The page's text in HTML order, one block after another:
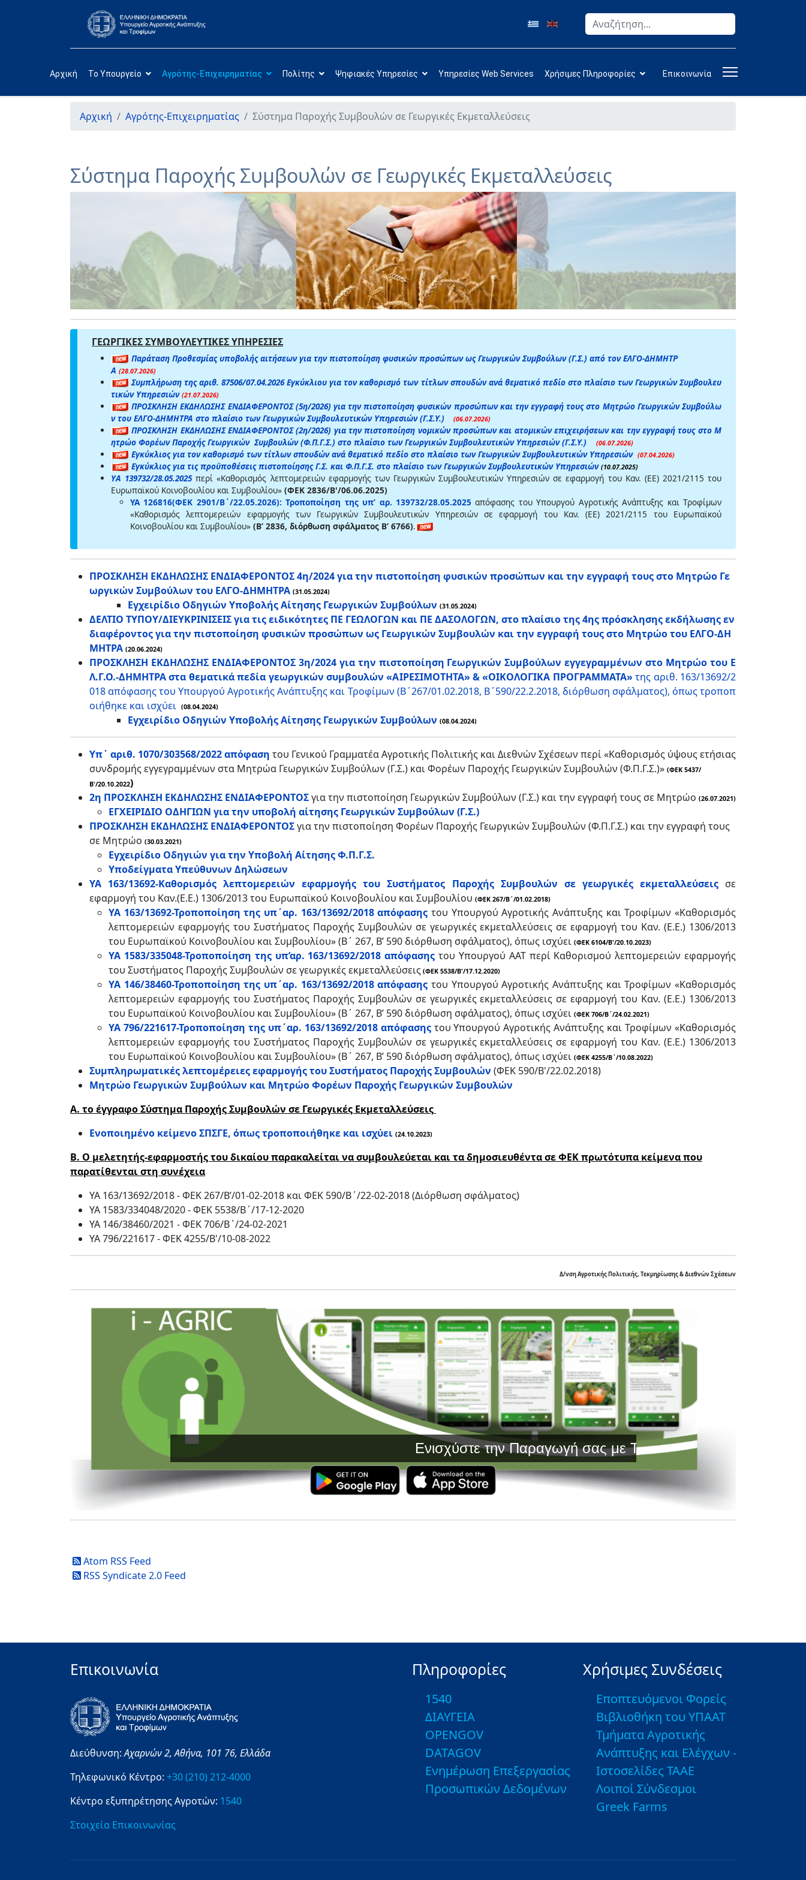
Αναζήτηση
Αρχική Το Υπουργείο Αγρότης-Επιχειρηματίας Πολίτης Ψηφιακές Υπηρεσίες Υπηρεσίες Web Services Χρήσιμες Πληροφορίες Επικοινωνία
Αρχική Αγρότης-Επιχειρηματίας Σύστημα Παροχής Συμβουλών σε Γεωργικές Εκμεταλλεύσεις
Σύστημα Παροχής Συμβουλών σε Γεωργικές Εκμεταλλεύσεις
ΓΕΩΡΓΙΚΕΣ ΣΥΜΒΟΥΛΕΥΤΙΚΕΣ ΥΠΗΡΕΣΙΕΣ
Παράταση Προθεσμίας υποβολής αιτήσεων για την πιστοποίηση φυσικών προσώπων ως Γεωργικών Συμβούλων (Γ.Σ.) από τον ΕΛΓΟ-ΔΗΜΗΤΡ
Α (28.07.2026)
Συμπλήρωση της αριθ. 87506/07.04.2026 Εγκύκλιου για τον καθορισμό των τίτλων σπουδών ανά θεματικό πεδίο στο πλαίσιο των Γεωργικών Συμβουλευ
τικών Υπηρεσιών (21.07.2026)
ΠΡΟΣΚΛΗΣΗ ΕΚΔΗΛΩΣΗΣ ΕΝΔΙΑΦΕΡΟΝΤΟΣ (5η/2026) για την πιστοποίηση φυσικών προσώπων και την εγγραφή τους στο Μητρώο Γεωργικών Συμβούλω
ν του ΕΛΓΟ-ΔΗΜΗΤΡΑ στο πλαίσιο των Γεωργικών Συμβουλευτικών Υπηρεσιών (Γ.Σ.Υ.)
(06.07.2026)
ΠΡΟΣΚΛΗΣΗ ΕΚΔΗΛΩΣΗΣ ΕΝΔΙΑΦΕΡΟΝΤΟΣ (2η/2026) για την πιστοποίηση νομικών προσώπων και ατομικών επιχειρήσεων και την εγγραφή τους στο Μ
ητρώο Φορέων Παροχής Γεωργικών Συμβουλών (Φ.Π.Γ.Σ.) στο πλαίσιο των Γεωργικών Συμβουλευτικών Υπηρεσιών (Γ.Σ.Υ.)
(06.07.2026)
Εγκύκλιος για τον καθορισμό των τίτλων σπουδών ανά θεματικό πεδίο στο πλαίσιο των Γεωργικών Συμβουλευτικών Υπηρεσιών (07.04.2026)
Εγκύκλιος για τις προϋποθέσεις πιστοποίησης Γ.Σ. και Φ.Π.Γ.Σ. στο πλαίσιο των Γεωργικών Συμβουλευτικών Υπηρεσιών (10.07.2025)
ΥΑ 139732/28.05.2025 περί «Καθορισμός λεπτομερειών εφαρμογής των Γεωργικών Συμβουλευτικών Υπηρεσιών σε εφαρμογή του Καν. (ΕΕ) 2021/2115 του
Ευρωπαϊκού Κοινοβουλίου και Συμβουλίου» (ΦΕΚ 2836/Β'/06.06.2025)
ΥΑ 126816(ΦΕΚ 2901/Β΄/22.05.2026): Τροποποίηση της υπ’ αρ. 139732/28.05.2025 απόφασης του Υπουργού Αγροτικής Ανάπτυξης και Τροφίμων
«Καθορισμός λεπτομερειών εφαρμογής των Γεωργικών Συμβουλευτικών Υπηρεσιών σε εφαρμογή του Καν. (ΕΕ) 2021/2115 του Ευρωπαϊκού
Κοινοβουλίου και Συμβουλίου» (Β’ 2836, διόρθωση σφάλματος Β’ 6766).
ΠΡΟΣΚΛΗΣΗ ΕΚΔΗΛΩΣΗΣ ΕΝΔΙΑΦΕΡΟΝΤΟΣ 4η/2024 για την πιστοποίηση φυσικών προσώπων και την εγγραφή τους στο Μητρώο Γε
ωργικών Συμβούλων του ΕΛΓΟ-ΔΗΜΗΤΡΑ (31.05.2024)
Εγχειρίδιο Οδηγιών Υποβολής Αίτησης Γεωργικών Συμβούλων (31.05.2024)
ΔΕΛΤΙΟ ΤΥΠΟΥ/ΔΙΕΥΚΡΙΝΙΣΕΙΣ για τις ειδικότητες ΠΕ ΓΕΩΛΟΓΩΝ και ΠΕ ΔΑΣΟΛΟΓΩΝ, στο πλαίσιο της 4ης πρόσκλησης εκδήλωσης εν
διαφέροντος για την πιστοποίηση φυσικών προσώπων ως Γεωργικών Συμβουλών και την εγγραφή τους στο Μητρώο του ΕΛΓΟ-ΔΗ
ΜΗΤΡΑ (20.06.2024)
ΠΡΟΣΚΛΗΣΗ ΕΚΔΗΛΩΣΗΣ ΕΝΔΙΑΦΕΡΟΝΤΟΣ 3η/2024 για την πιστοποίηση Γεωργικών Συμβούλων εγγεγραμμένων στο Μητρώο του Ε
Λ.Γ.Ο.-ΔΗΜΗΤΡΑ στα θεματικά πεδία γεωργικών συμβουλών «ΑΙΡΕΣΙΜΟΤΗΤΑ» & «ΟΙΚΟΛΟΓΙΚΑ ΠΡΟΓΡΑΜΜΑΤΑ»της αριθ. 163/13692/2
018 απόφασης του Υπουργού Αγροτικής Ανάπτυξης και Τροφίμων (Β΄267/01.02.2018, Β΄590/22.2.2018, διόρθωση σφάλματος), όπως τροποπ
οιήθηκε και ισχύει (08.04.2024)
Εγχειρίδιο Οδηγιών Υποβολής Αίτησης Γεωργικών Συμβούλων (08.04.2024)
Υπ΄ αριθ. 1070/303568/2022 απόφαση του Γενικού Γραμματέα Αγροτικής Πολιτικής και Διεθνών Σχέσεων περί «Καθορισμός ύψους ετήσιας
συνδρομής εγγεγραμμένων στα Μητρώα Γεωργικών Συμβούλων (Γ.Σ.) και Φορέων Παροχής Γεωργικών Συμβουλών (Φ.Π.Γ.Σ.)» (ΦΕΚ 5437/
Β'/20.10.2022)
2η ΠΡΟΣΚΛΗΣΗ ΕΚΔΗΛΩΣΗΣ ΕΝΔΙΑΦΕΡΟΝΤΟΣγια την πιστοποίηση Γεωργικών Συμβούλων (Γ.Σ.) και την εγγραφή τους σε Μητρώο (26.07.2021)
ΕΓΧΕΙΡΙΔΙΟ ΟΔΗΓΙΩΝ για την υποβολή αίτησης Γεωργικών Συμβούλων (Γ.Σ.)
ΠΡΟΣΚΛΗΣΗ ΕΚΔΗΛΩΣΗΣ ΕΝΔΙΑΦΕΡΟΝΤΟΣγια την πιστοποίηση Φορέων Παροχής Γεωργικών Συμβουλών (Φ.Π.Γ.Σ.) και την εγγραφή τους
σε Μητρώο (30.03.2021)
Εγχειρίδιο Οδηγιών για την Υποβολή Αίτησης Φ.Π.Γ.Σ.
Υποδείγματα Υπεύθυνων Δηλώσεων
ΥΑ 163/13692-Καθορισμός λεπτομερειών εφαρμογής του Συστήματος Παροχής Συμβουλών σε γεωργικές εκμεταλλεύσειςσε
εφαρμογή του Καν.(Ε.Ε.) 1306/2013 του Ευρωπαϊκού Κοινοβουλίου και Συμβουλίου (ΦΕΚ 267/Β΄/01.02.2018)
ΥΑ 163/13692-Τροποποίηση της υπ΄αρ. 163/13692/2018 απόφασης του Υπουργού Αγροτικής Ανάπτυξης και Τροφίμων «Καθορισμός
λεπτομερειών εφαρμογής του Συστήματος Παροχής Συμβουλών σε γεωργικές εκμεταλλεύσεις σε εφαρμογή του Καν. (Ε.Ε.) 1306/2013
του Ευρωπαϊκού Κοινοβουλίου και Συμβουλίου» (Β΄ 267, Β’ 590 διόρθωση σφάλματος), όπως ισχύει (ΦΕΚ 6104/Β'/20.10.2023)
ΥΑ 1583/335048-Τροποποίηση της υπ’αρ. 163/13692/2018 απόφασης του Υπουργού ΑΑΤ περί Καθορισμού λεπτομερειών εφαρμογής
του Συστήματος Παροχής Συμβουλών σε γεωργικές εκμεταλλεύσεις (ΦΕΚ 5538/Β'/17.12.2020)
ΥΑ 146/38460-Τροποποίηση της υπ΄αρ. 163/13692/2018 απόφασης του Υπουργού Αγροτικής Ανάπτυξης και Τροφίμων «Καθορισμός
λεπτομερειών εφαρμογής του Συστήματος Παροχής Συμβουλών σε γεωργικές εκμεταλλεύσεις σε εφαρμογή του Καν. (Ε.Ε.) 1306/2013
του Ευρωπαϊκού Κοινοβουλίου και Συμβουλίου» (Β΄ 267, Β’ 590 διόρθωση σφάλματος), όπως ισχύει (ΦΕΚ 706/Β΄/24.02.2021)
ΥΑ 796/221617-Τροποποίηση της υπ΄αρ. 163/13692/2018 απόφασηςτου Υπουργού Αγροτικής Ανάπτυξης και Τροφίμων «Καθορισμός
λεπτομερειών εφαρμογής του Συστήματος Παροχής Συμβουλών σε γεωργικές εκμεταλλεύσεις σε εφαρμογή του Καν. (Ε.Ε.) 1306/2013
του Ευρωπαϊκού Κοινοβουλίου και Συμβουλίου» (Β΄ 267, Β’ 590 διόρθωση σφάλματος), όπως ισχύει (ΦΕΚ 4255/Β΄/10.08.2022)
Συμπληρωματικές λεπτομέρειες εφαρμογής του Συστήματος Παροχής Συμβουλών (ΦΕΚ 590/Β'/22.02.2018)
Μητρώο Γεωργικών Συμβούλων και Μητρώο Φορέων Παροχής Γεωργικών Συμβουλών
Α. το έγγραφο Σύστημα Παροχής Συμβουλών σε Γεωργικές Εκμεταλλεύσεις
Ενοποιημένο κείμενο ΣΠΣΓΕ, όπως τροποποιήθηκε και ισχύει (24.10.2023)
Β. Ο μελετητής-εφαρμοστής του δικαίου παρακαλείται να συμβουλεύεται και τα δημοσιευθέντα σε ΦΕΚ πρωτότυπα κείμενα που
παρατίθενται στη συνέχεια
ΥΑ 163/13692/2018 - ΦΕΚ 267/Β’/01-02-2018 και ΦΕΚ 590/Β΄/22-02-2018 (Διόρθωση σφάλματος)
ΥΑ 1583/334048/2020 - ΦΕΚ 5538/Β΄/17-12-2020
ΥΑ 146/38460/2021 - ΦΕΚ 706/Β΄/24-02-2021
ΥΑ 796/221617 - ΦΕΚ 4255/Β'/10-08-2022
Δ/νση Αγροτικής Πολιτικής, Τεκμηρίωσης & Διεθνών Σχέσεων
Ενισχύστε την Παραγωγή σας με Τεχνολογία Αιχμής και Έγκυρη
Atom RSS Feed
RSS Syndicate 2.0 Feed
Επικοινωνία
Διεύθυνση:Αχαρνών 2,Αθήνα, 101 76, Ελλάδα
Τηλεφωνικό Κέντρο: +30 (210) 212-4000
Κέντρο εξυπηρέτησης Αγροτών: 1540
Στοιχεία Επικοινωνίας
Πληροφορίες
1540
ΔΙΑΥΓΕΙΑ
OPENGOV
DATAGOV
Ενημέρωση Επεξεργασίας
Προσωπικών Δεδομένων
Χρήσιμες Συνδέσεις
Εποπτευόμενοι Φορείς
Βιβλιοθήκη του ΥΠΑΑΤ
Τμήματα Αγροτικής
Ανάπτυξης και Ελέγχων -
Ιστοσελίδες ΤΑΑΕ
Λοιποί Σύνδεσμοι
Greek Farms